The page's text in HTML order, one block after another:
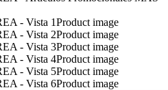
Product image
Product image
Product image
Product image
Product image
Product image